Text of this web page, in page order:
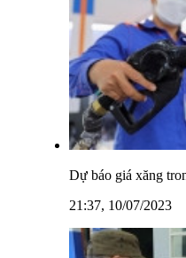
Dự báo giá xăng
21:37, 10/07/2023